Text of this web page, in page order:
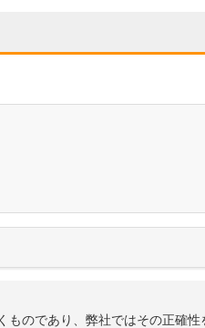
ものであり、弊社ではその正確性